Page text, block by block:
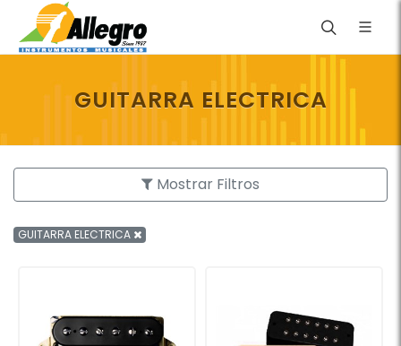
GUITARRA ELECTRICA
Mostrar Filtros
GUITARRA ELECTRICA